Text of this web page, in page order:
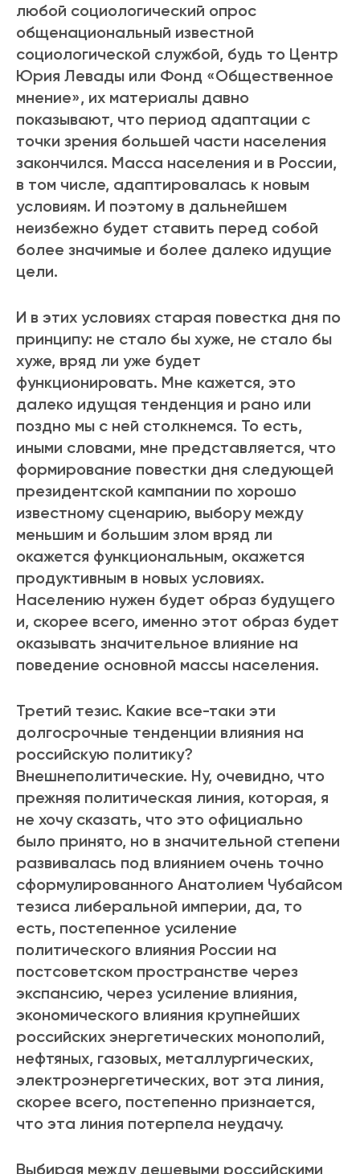
любой социологический опрос
общенациональный известной
социологической службой, будь то Центр
Юрия Левады или Фонд «Общественное
мнение», их материалы давно
показывают, что период адаптации с
точки зрения большей части населения
закончился. Масса населения и в России,
в том числе, адаптировалась к новым
условиям. И поэтому в дальнейшем
неизбежно будет ставить перед собой
более значимые и более далеко идущие
цели.
И в этих условиях старая повестка дня по
принципу: не стало бы хуже, не стало бы
хуже, вряд ли уже будет
функционировать. Мне кажется, это
далеко идущая тенденция и рано или
поздно мы с ней столкнемся. То есть,
иными словами, мне представляется, что
формирование повестки дня следующей
президентской кампании по хорошо
известному сценарию, выбору между
меньшим и большим злом вряд ли
окажется функциональным, окажется
продуктивным в новых условиях.
Населению нужен будет образ будущего
и, скорее всего, именно этот образ будет
оказывать значительное влияние на
поведение основной массы населения.
Третий тезис. Какие все-таки эти
долгосрочные тенденции влияния на
российскую политику?
Внешнеполитические. Ну, очевидно, что
прежняя политическая линия, которая, я
не хочу сказать, что это официально
было принято, но в значительной степени
развивалась под влиянием очень точно
сформулированного Анатолием Чубайсом
тезиса либеральной империи, да, то
есть, постепенное усиление
политического влияния России на
постсоветском пространстве через
экспансию, через усиление влияния,
экономического влияния крупнейших
российских энергетических монополий,
нефтяных, газовых, металлургических,
электроэнергетических, вот эта линия,
скорее всего, постепенно признается,
что эта линия потерпела неудачу.
Выбирая между дешевыми российскими